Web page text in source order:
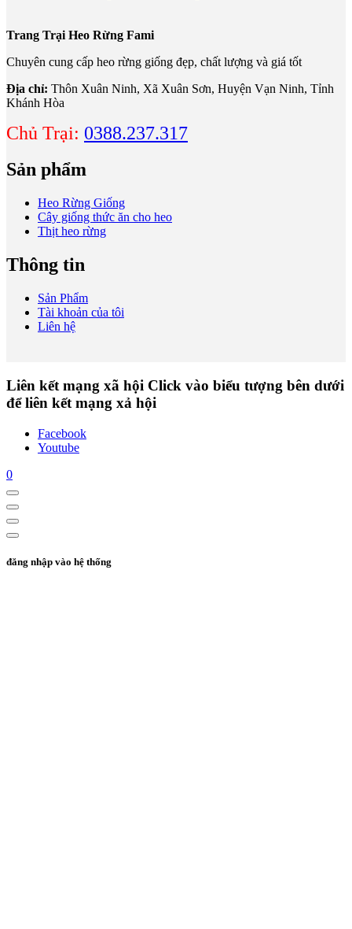
Trang Trại Heo Rừng Fami
Chuyên cung cấp heo rừng giống đẹp, chất lượng và giá tốt
Địa chỉ: Thôn Xuân Ninh, Xã Xuân Sơn, Huyện Vạn Ninh, Tỉnh
Khánh Hòa
Chủ Trại: 0388.237.317
Sản phẩm
Heo Rừng Giống
Cây giống thức ăn cho heo
Thịt heo rừng
Thông tin
Sản Phẩm
Tài khoản của tôi
Liên hệ
Liên kết mạng xã hội Click vào biểu tượng bên dưới
để liên kết mạng xả hội
Facebook
Youtube
0
đăng nhập vào hệ thống